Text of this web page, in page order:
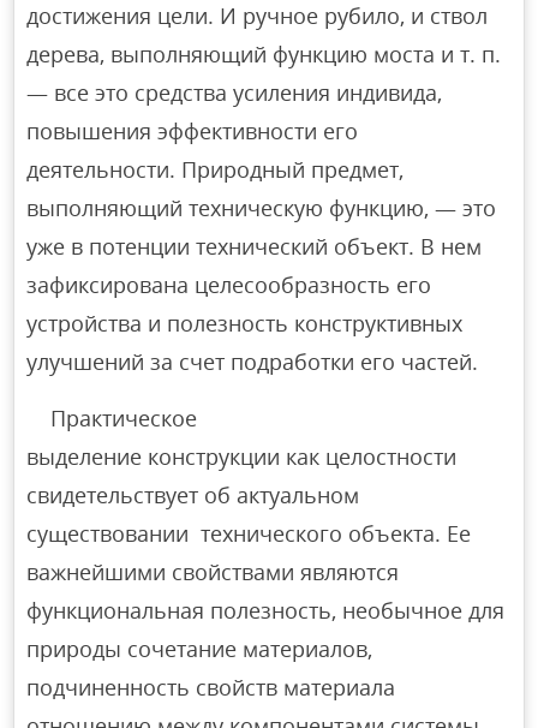
достижения цели. И ручное рубило, и ствол
дерева, выполняющий функцию моста и т. п.
— все это средства усиления индивида,
повышения эффективности его
деятельности. Природный предмет,
выполняющий техническую функцию, — это
уже в потенции технический объект. В нем
зафиксирована целесообразность его
устройства и полезность конструктивных
улучшений за счет подработки его частей.
Практическое
выделение конструкции как целостности
свидетельствует об актуальном
существовании технического объекта. Ее
важнейшими свойствами являются
функциональная полезность, необычное для
природы сочетание материалов,
подчиненность свойств материала